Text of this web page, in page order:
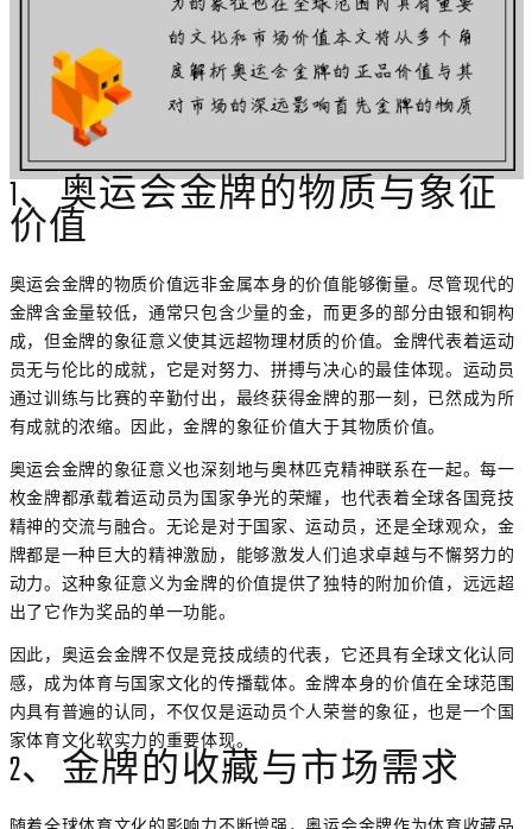
1、奥运会金牌的物质与象征
价值
奥运会金牌的物质价值远非金属本身的价值能够衡量。尽管现代的
金牌含金量较低，通常只包含少量的金，而更多的部分由银和铜构
成，但金牌的象征意义使其远超物理材质的价值。金牌代表着运动
员无与伦比的成就，它是对努力、拼搏与决心的最佳体现。运动员
通过训练与比赛的辛勤付出，最终获得金牌的那一刻，已然成为所
有成就的浓缩。因此，金牌的象征价值大于其物质价值。
奥运会金牌的象征意义也深刻地与奥林匹克精神联系在一起。每一
枚金牌都承载着运动员为国家争光的荣耀，也代表着全球各国竞技
精神的交流与融合。无论是对于国家、运动员，还是全球观众，金
牌都是一种巨大的精神激励，能够激发人们追求卓越与不懈努力的
动力。这种象征意义为金牌的价值提供了独特的附加价值，远远超
出了它作为奖品的单一功能。
因此，奥运会金牌不仅是竞技成绩的代表，它还具有全球文化认同
感，成为体育与国家文化的传播载体。金牌本身的价值在全球范围
内具有普遍的认同，不仅仅是运动员个人荣誉的象征，也是一个国
家体育文化软实力的重要体现。
2、金牌的收藏与市场需求